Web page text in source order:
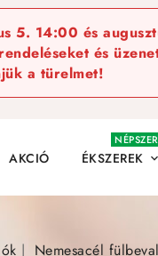
5. 14:00 és
és
a türelmet!
AKCIÓ ÉKSZEREK 
Nemesacél